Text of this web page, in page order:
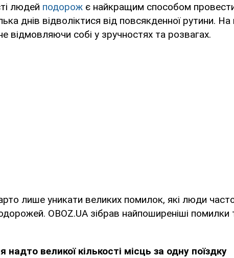
людей подорож є найкращим способом
днів відволіктися від повсякденної рутини.
відмовляючи собі у зручностях та розвагах.
лише уникати великих помилок, які люди
OBOZ.UA зібрав найпоширеніші помилки
надто великої кількості місць за одну поїздку